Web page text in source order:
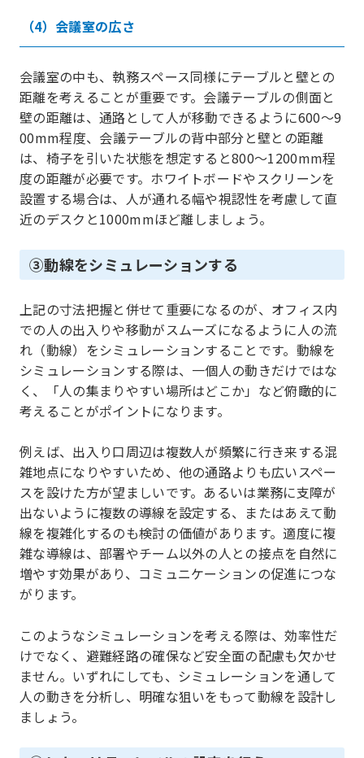
（4）会議室の広さ
会議室の中も、執務スペース同様にテーブルと壁との
距離を考えることが重要です。会議テーブルの側面と
壁の距離は、通路として人が移動できるように600～9
00mm程度、会議テーブルの背中部分と壁との距離
は、椅子を引いた状態を想定すると800～1200mm程
度の距離が必要です。ホワイトボードやスクリーンを
設置する場合は、人が通れる幅や視認性を考慮して直
近のデスクと1000mmほど離しましょう。
③動線をシミュレーションする
上記の寸法把握と併せて重要になるのが、オフィス内
での人の出入りや移動がスムーズになるように人の流
れ（動線）をシミュレーションすることです。動線を
シミュレーションする際は、一個人の動きだけではな
く、「人の集まりやすい場所はどこか」など俯瞰的に
考えることがポイントになります。
例えば、出入り口周辺は複数人が頻繁に行き来する混
雑地点になりやすいため、他の通路よりも広いスペー
スを設けた方が望ましいです。あるいは業務に支障が
出ないように複数の導線を設定する、またはあえて動
線を複雑化するのも検討の価値があります。適度に複
雑な導線は、部署やチーム以外の人との接点を自然に
増やす効果があり、コミュニケーションの促進につな
がります。
このようなシミュレーションを考える際は、効率性だ
けでなく、避難経路の確保など安全面の配慮も欠かせ
ません。いずれにしても、シミュレーションを通して
人の動きを分析し、明確な狙いをもって動線を設計し
ましょう。